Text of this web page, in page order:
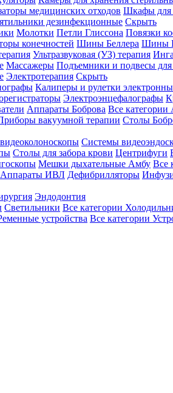
медицинских отходов Шкафы для
дезинфекционные Скрыть
Молотки Петли Глиссона Повязки
конечностей Шины Беллера Шины
Ультразвуковая (УЗ) терапия
Массажеры Подъемники и подвесы
Электротерапия Скрыть
Калиперы и рулетки
Электроэнцефалографы
Аппараты Боброва Все категории
вакуумной терапии Столы
Системы
Столы для забора крови Центрифуги
Мешки дыхательные Амбу Все
Аппараты ИВЛ Дефибрилляторы
Эндодонтия
Светильники Все категории
устройства Все категории